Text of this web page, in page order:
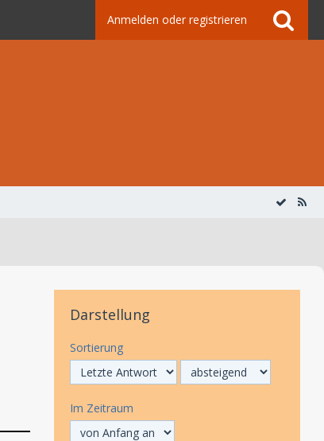
Anmelden oder registrieren
Darstellung
Sortierung
Im Zeitraum